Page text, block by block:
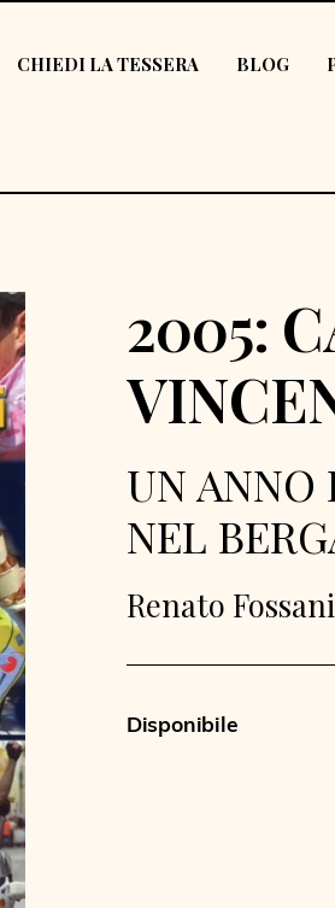
CHIEDI LA TESSERA BLOG
2005:
UN
NEL
Renato Fossani
Disponibile